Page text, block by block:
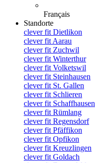
Français
Standorte
clever fit Dietlikon
clever fit Aarau
clever fit Zuchwil
clever fit Winterthur
clever fit Volketswil
clever fit Steinhausen
clever fit St. Gallen
clever fit Schlieren
clever fit Schaffhausen
clever fit Rümlang
clever fit Regensdorf
clever fit Pfäffikon
clever fit Opfikon
clever fit Kreuzlingen
clever fit Goldach